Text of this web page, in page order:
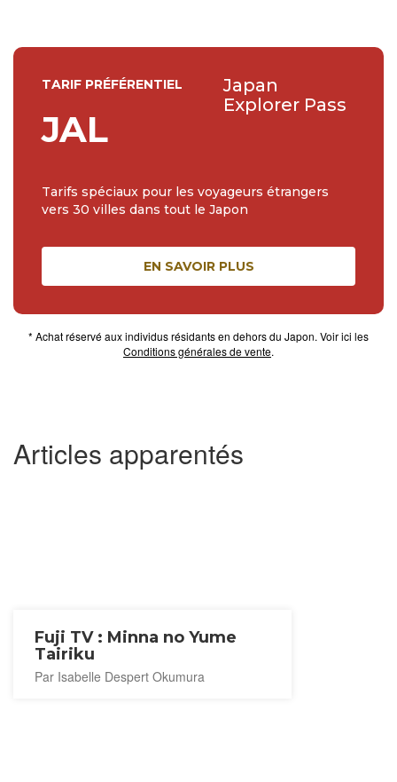
Articles apparentés
Fuji TV : Minna no Yume
Tairiku
Par Isabelle Despert Okumura
TARIF PRÉFÉRENTIEL
JAL
Japan
Explorer Pass
Tarifs spéciaux pour les voyageurs étrangers
vers 30 villes dans tout le Japon
EN SAVOIR PLUS
* Achat réservé aux individus résidants en dehors du Japon. Voir ici les
Conditions générales de vente.